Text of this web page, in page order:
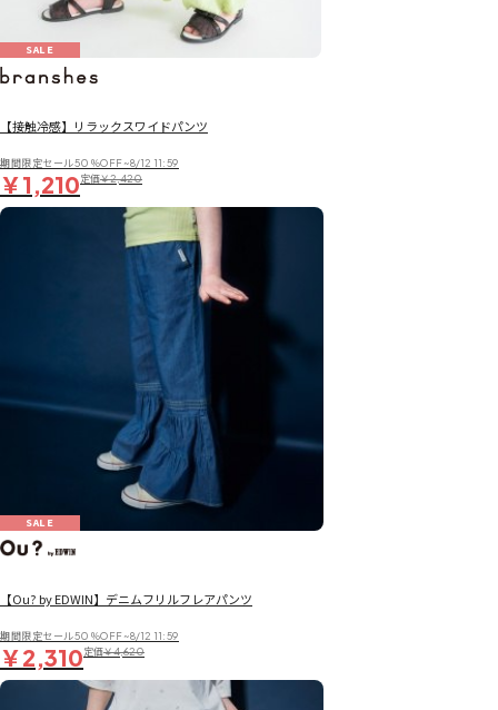
SALE
【接触冷感】リラックスワイドパンツ
期間限定セール50％OFF~8/12 11:59
￥1,210定価￥2,420
SALE
【Ou? by EDWIN】デニムフリルフレアパンツ
期間限定セール50％OFF~8/12 11:59
￥2,310定価￥4,620